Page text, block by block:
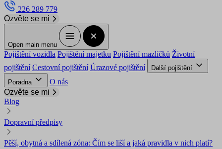
226 289 779
Ozvěte se mi
Open main menu
Pojištění vozidla Pojištění majetku Pojištění mazlíčků Životní
pojištění Cestovní pojištění Úrazové pojištění
Další pojištění
Poradna
O nás
Ozvěte se mi
Blog
Dopravní předpisy
Pěší, obytná a sdílená zóna: Čím se liší a jaká pravidla v nich platí?